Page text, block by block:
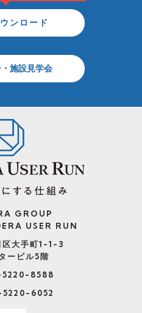
ンロード
施設見学会
GROUP
USER RUN
区大手町1-1-3
ービル5階
8588
6052